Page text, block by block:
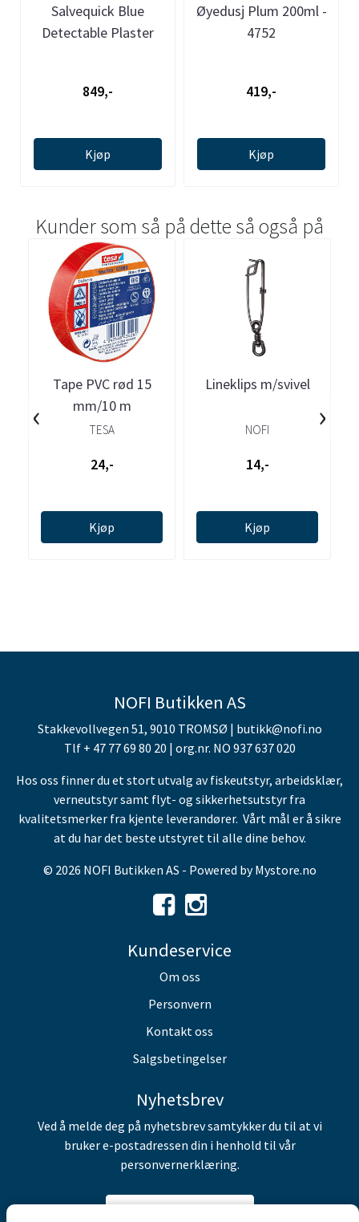
Salvequick Blue
Detectable Plaster
849,-
Kjøp
Øyedusj Plum 200ml -
4752
419,-
Kjøp
Kunder som så på dette så også på
Tape PVC rød 15
mm/10 m
TESA
24,-
Kjøp
Lineklips m/svivel
NOFI
14,-
Kjøp
‹ ›
NOFI Butikken AS
Stakkevollvegen 51, 9010 TROMSØ | butikk@nofi.no
Tlf + 47 77 69 80 20 | org.nr. NO 937 637 020
Hos oss finner du et stort utvalg av fiskeutstyr, arbeidsklær,
verneutstyr samt flyt- og sikkerhetsutstyr fra
kvalitetsmerker fra kjente leverandører. Vårt mål er å sikre
at du har det beste utstyret til alle dine behov.
© 2026 NOFI Butikken AS - Powered byMystore.no
Kundeservice
Om oss
Personvern
Kontakt oss
Salgsbetingelser
Nyhetsbrev
Ved å melde deg på nyhetsbrev samtykker du til at vi
bruker e-postadressen din i henhold til vår
personvernerklæring.
Abonner på nyhetsbrev